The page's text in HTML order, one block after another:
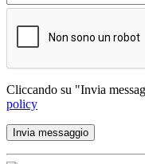
Cliccando su "Invia
policy